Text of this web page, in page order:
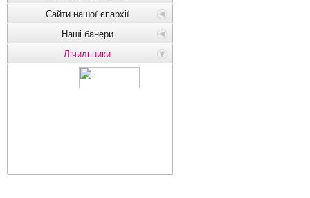
Сайти нашої єпархії
Наші банери
Лічильники